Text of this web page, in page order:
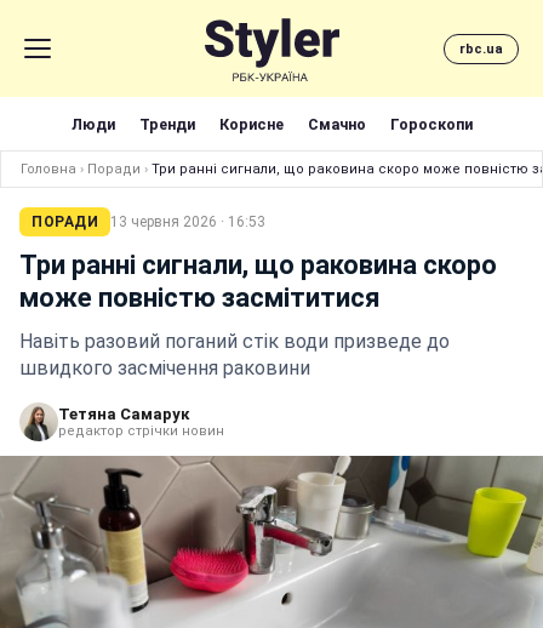
rbc.ua
Люди Тренди Корисне Смачно Гороскопи
Головна › Поради › Три ранні сигнали, що раковина скоро може повністю
ПОРАДИ 13 червня 2026 · 16:53
Три ранні сигнали, що раковина скоро
може повністю засмітитися
Навіть разовий поганий стік води призведе до
швидкого засмічення раковини
Тетяна Самарук
редактор стрічки новин